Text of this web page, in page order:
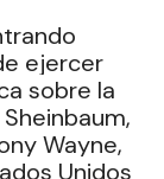
ejercer
sobre la
Wayne,
Unidos